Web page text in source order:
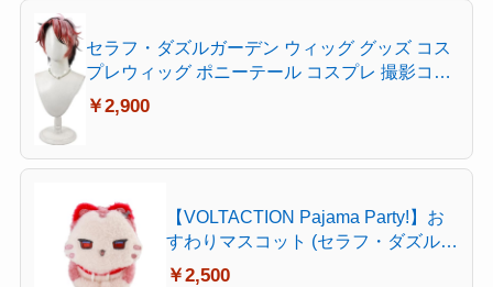
セラフ・ダズルガーデン ウィッグ グッズ コス
プレウィッグ ポニーテール コスプレ 撮影コミ
ケ Cosplay かつら 変装 ハロウィン クリスマス
文化祭 お祭り
￥2,900
【VOLTACTION Pajama Party!】お
すわりマスコット (セラフ・ダズルガ
ーデン)
￥2,500